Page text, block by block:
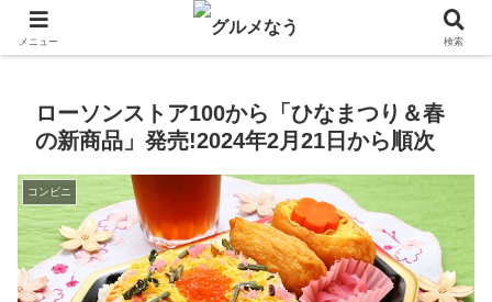
飲食店キャンペーン・食品飲料お菓子新発売のグルメニュース。
ローソンストア100から「ひなまつり＆春
の新商品」発売!2024年2月21日から順次
コンビニ
メニュー 検索